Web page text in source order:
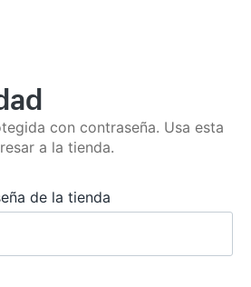
con contraseña. Usa esta
a la tienda.
de la tienda